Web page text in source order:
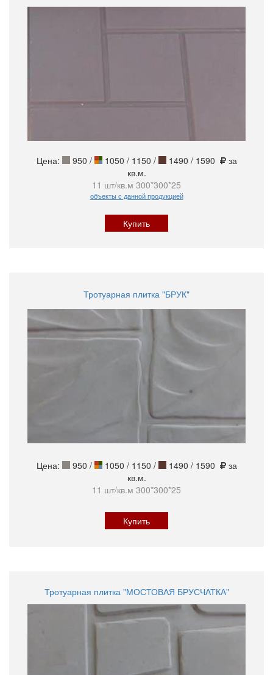
Цена: 950 / 1050 / 1150 / 1490 / 1590
за
кв.м.
11 шт/кв.м 300*300*25
объекты с данной продукцией
Купить
Тротуарная плитка "БРУК"
Цена: 950 / 1050 / 1150 / 1490 / 1590
за
кв.м.
11 шт/кв.м 300*300*25
Купить
Тротуарная плитка "МОСТОВАЯ БРУСЧАТКА"